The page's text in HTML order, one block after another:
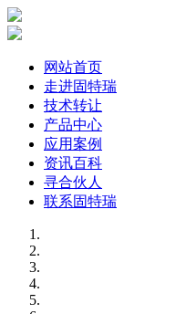
网站首页
走进固特瑞
技术转让
产品中心
应用案例
资讯百科
寻合伙人
联系固特瑞